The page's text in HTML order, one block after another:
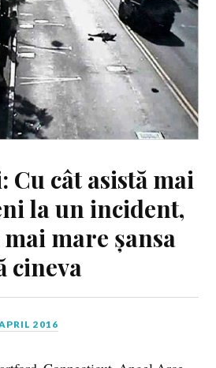
Cu cât asistă mai
la un incident,
mai mare șansa
cineva
2016